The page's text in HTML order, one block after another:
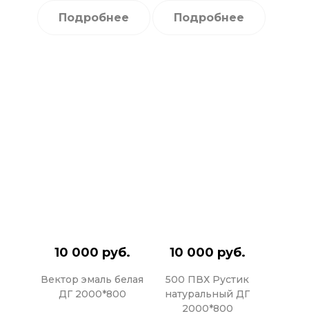
Подробнее Подробнее
10 000 руб.
Вектор эмаль белая
ДГ 2000*800
10 000 руб.
500 ПВХ Рустик
натуральный ДГ
2000*800